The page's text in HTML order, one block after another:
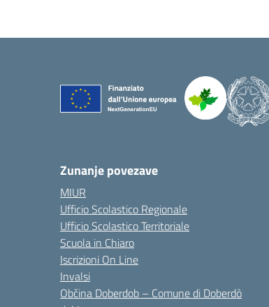
Zunanje povezave
MIUR
Ufficio Scolastico Regionale
Ufficio Scolastico Territoriale
Scuola in Chiaro
Iscrizioni On Line
Invalsi
Občina Doberdob – Comune di Doberdò